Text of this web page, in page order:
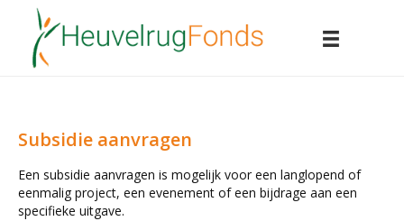
Subsidie aanvragen
Een subsidie aanvragen is mogelijk voor een langlopend of
eenmalig project, een evenement of een bijdrage aan een
specifieke uitgave.